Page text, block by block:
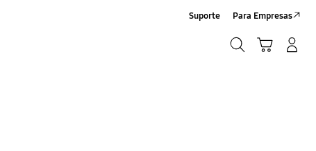
Suporte Para Empresas